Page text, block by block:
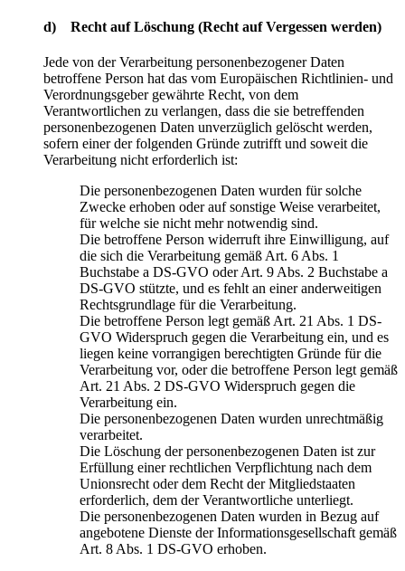
d) Recht auf Löschung (Recht auf Vergessen werden)
Jede von der Verarbeitung personenbezogener Daten
betroffene Person hat das vom Europäischen Richtlinien- und
Verordnungsgeber gewährte Recht, von dem
Verantwortlichen zu verlangen, dass die sie betreffenden
personenbezogenen Daten unverzüglich gelöscht werden,
sofern einer der folgenden Gründe zutrifft und soweit die
Verarbeitung nicht erforderlich ist:
Die personenbezogenen Daten wurden für solche
Zwecke erhoben oder auf sonstige Weise verarbeitet,
für welche sie nicht mehr notwendig sind.
Die betroffene Person widerruft ihre Einwilligung, auf
die sich die Verarbeitung gemäß Art. 6 Abs. 1
Buchstabe a DS-GVO oder Art. 9 Abs. 2 Buchstabe a
DS-GVO stützte, und es fehlt an einer anderweitigen
Rechtsgrundlage für die Verarbeitung.
Die betroffene Person legt gemäß Art. 21 Abs. 1 DS-
GVO Widerspruch gegen die Verarbeitung ein, und es
liegen keine vorrangigen berechtigten Gründe für die
Verarbeitung vor, oder die betroffene Person legt gemäß
Art. 21 Abs. 2 DS-GVO Widerspruch gegen die
Verarbeitung ein.
Die personenbezogenen Daten wurden unrechtmäßig
verarbeitet.
Die Löschung der personenbezogenen Daten ist zur
Erfüllung einer rechtlichen Verpflichtung nach dem
Unionsrecht oder dem Recht der Mitgliedstaaten
erforderlich, dem der Verantwortliche unterliegt.
Die personenbezogenen Daten wurden in Bezug auf
angebotene Dienste der Informationsgesellschaft gemäß
Art. 8 Abs. 1 DS-GVO erhoben.